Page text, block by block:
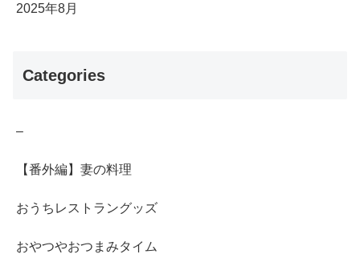
2025年8月
Categories
–
【番外編】妻の料理
おうちレストラングッズ
おやつやおつまみタイム